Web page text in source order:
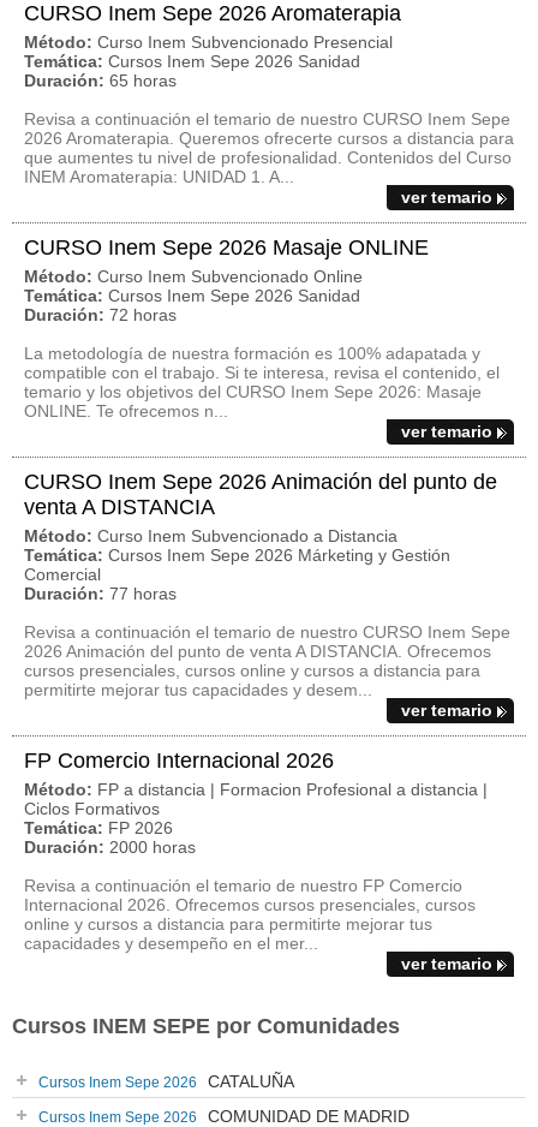
CURSO Inem Sepe 2026 Aromaterapia
Método: Curso Inem Subvencionado Presencial
Temática: Cursos Inem Sepe 2026 Sanidad
Duración: 65 horas
Revisa a continuación el temario de nuestro CURSO Inem Sepe
2026 Aromaterapia. Queremos ofrecerte cursos a distancia para
que aumentes tu nivel de profesionalidad. Contenidos del Curso
INEM Aromaterapia: UNIDAD 1. A...
ver temario
CURSO Inem Sepe 2026 Masaje ONLINE
Método: Curso Inem Subvencionado Online
Temática: Cursos Inem Sepe 2026 Sanidad
Duración: 72 horas
La metodología de nuestra formación es 100% adapatada y
compatible con el trabajo. Si te interesa, revisa el contenido, el
temario y los objetivos del CURSO Inem Sepe 2026: Masaje
ONLINE. Te ofrecemos n...
ver temario
CURSO Inem Sepe 2026 Animación del punto de
venta A DISTANCIA
Método: Curso Inem Subvencionado a Distancia
Temática: Cursos Inem Sepe 2026 Márketing y Gestión
Comercial
Duración: 77 horas
Revisa a continuación el temario de nuestro CURSO Inem Sepe
2026 Animación del punto de venta A DISTANCIA. Ofrecemos
cursos presenciales, cursos online y cursos a distancia para
permitirte mejorar tus capacidades y desem...
ver temario
FP Comercio Internacional 2026
Método: FP a distancia | Formacion Profesional a distancia |
Ciclos Formativos
Temática: FP 2026
Duración: 2000 horas
Revisa a continuación el temario de nuestro FP Comercio
Internacional 2026. Ofrecemos cursos presenciales, cursos
online y cursos a distancia para permitirte mejorar tus
capacidades y desempeño en el mer...
ver temario
Cursos INEM SEPE por Comunidades
Cursos Inem Sepe 2026 CATALUÑA
Cursos Inem Sepe 2026 COMUNIDAD DE MADRID